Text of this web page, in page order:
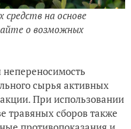
средств на основе
о возможных
сырья активных
При использовании
травяных сборов также